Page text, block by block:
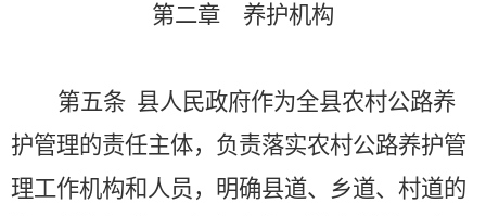
第二章 养护机构
第五条 县人民政府作为全县农村公路养
护管理的责任主体，负责落实农村公路养护管
理工作机构和人员，明确县道、乡道、村道的